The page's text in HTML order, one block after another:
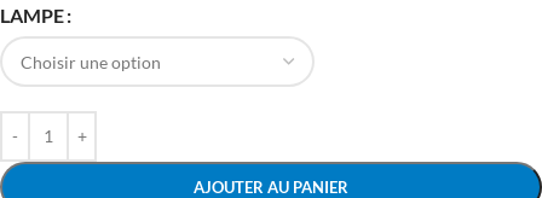
LAMPE
AJOUTER AU PANIER